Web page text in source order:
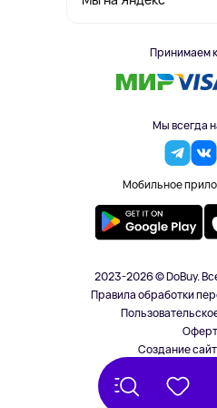
Принимаем
Мы всегда
Мобильное
2023-2026 © DoBuy.
Правила обработки
Создание